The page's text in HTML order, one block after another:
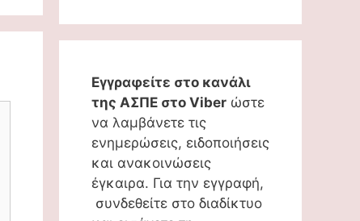
Εγγραφείτε στο κανάλι
της ΑΣΠΕ στο Viber ώστε
να λαμβάνετε τις
ενημερώσεις, ειδοποιήσεις
και ανακοινώσεις
έγκαιρα. Για την εγγραφή,
συνδεθείτε στο διαδίκτυο